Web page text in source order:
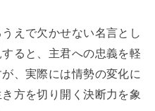
えで欠かせない名言とし
ると、主君への忠義を軽
、実際には情勢の変化に
方を切り開く決断力を象